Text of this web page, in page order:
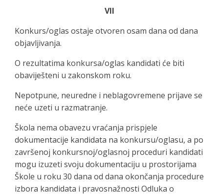
VII
Konkurs/oglas ostaje otvoren osam dana od dana
objavljivanja.
O rezultatima konkursa/oglas kandidati će biti
obaviješteni u zakonskom roku.
Nepotpune, neuredne i neblagovremene prijave se
neće uzeti u razmatranje.
Škola nema obavezu vraćanja prispjele
dokumentacije kandidata na konkursu/oglasu, a po
završenoj konkursnoj/oglasnoj proceduri kandidati
mogu izuzeti svoju dokumentaciju u prostorijama
Škole u roku 30 dana od dana okončanja procedure
izbora kandidata i pravosnažnosti Odluka o